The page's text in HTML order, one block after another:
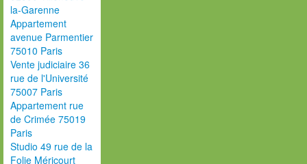
la-Garenne
Appartement
avenue Parmentier
75010 Paris
Vente judiciaire 36
rue de l'Université
75007 Paris
Appartement rue
de Crimée 75019
Paris
Studio 49 rue de la
Folie Méricourt